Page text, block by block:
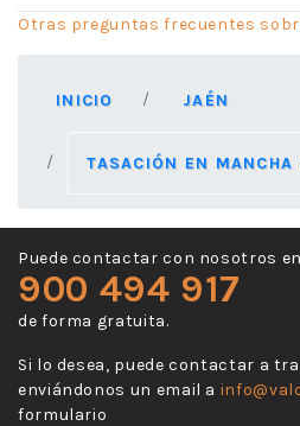
Otras preguntas frecuentes
INICIO JAÉN
TASACIÓN EN MANCHA
Puede contactar con nosotros
900 494 917
de forma gratuita.
Si lo desea, puede contactar a
enviándonos un email a
formulario